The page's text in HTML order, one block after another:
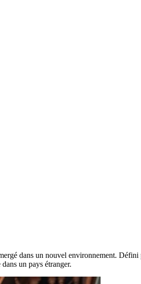
dans un nouvel environnement.
un pays étranger.